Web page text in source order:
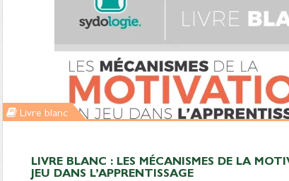
Livre blanc
LIVRE BLANC : LES MÉCANISMES DE LA
JEU DANS L’APPRENTISSAGE